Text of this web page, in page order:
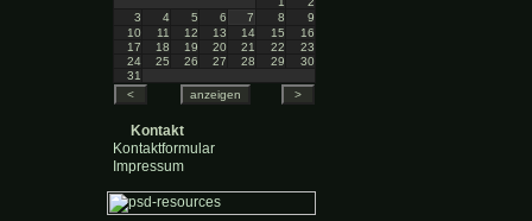
3
4 5 6 7 8
9
10
11 12 13 14 15
16
17
18 19 20 21 22
23
24
25 26 27 28 29
30
31
Kontakt
Kontaktformular
Impressum